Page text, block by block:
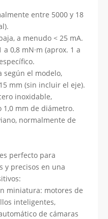
entre 5000 y 18
a menudo < 25 mA.
0,8 mN·m (aprox. 1 a
según el modelo,
mm (sin incluir el eje).
inoxidable,
1,0 mm de diámetro.
normalmente de
perfecto para
y precisos en una
miniatura: motores de
inteligentes,
de cámaras